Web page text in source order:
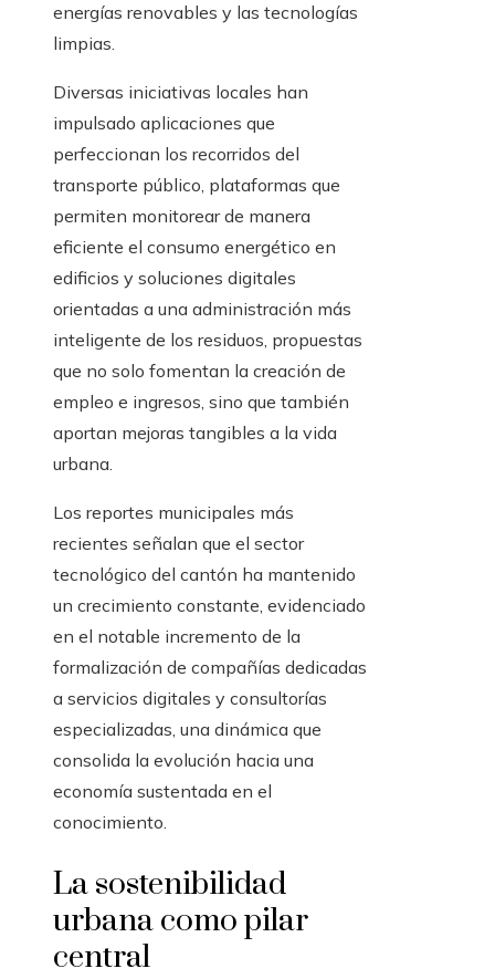
energías renovables y las tecnologías
limpias.
Diversas iniciativas locales han
impulsado aplicaciones que
perfeccionan los recorridos del
transporte público, plataformas que
permiten monitorear de manera
eficiente el consumo energético en
edificios y soluciones digitales
orientadas a una administración más
inteligente de los residuos, propuestas
que no solo fomentan la creación de
empleo e ingresos, sino que también
aportan mejoras tangibles a la vida
urbana.
Los reportes municipales más
recientes señalan que el sector
tecnológico del cantón ha mantenido
un crecimiento constante, evidenciado
en el notable incremento de la
formalización de compañías dedicadas
a servicios digitales y consultorías
especializadas, una dinámica que
consolida la evolución hacia una
economía sustentada en el
conocimiento.
La sostenibilidad
urbana como pilar
central